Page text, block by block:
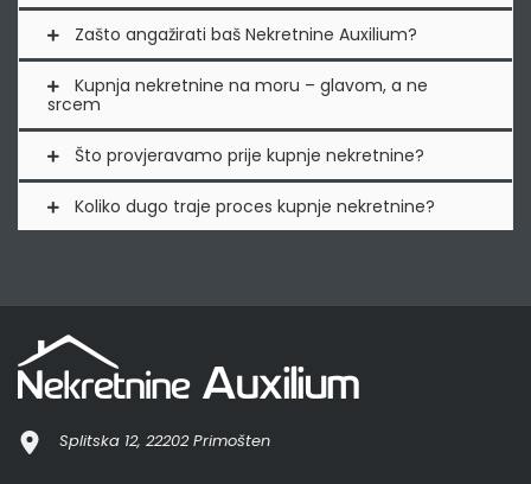
Zašto angažirati baš Nekretnine Auxilium?
Kupnja nekretnine na moru – glavom, a ne
srcem
Što provjeravamo prije kupnje nekretnine?
Koliko dugo traje proces kupnje nekretnine?
Splitska 12, 22202 Primošten